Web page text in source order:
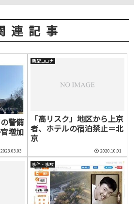
連記事
警備
増加
2023.03.03
新型コロナ
「高リスク」地区から上京
者、ホテルの宿泊禁止＝北
京
2020.10.01
事件・事故